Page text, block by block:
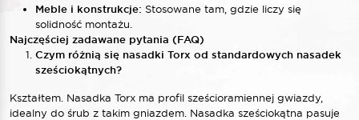
Meble i konstrukcje: Stosowane tam, gdzie liczy się
solidność montażu.
Najczęściej zadawane pytania (FAQ)
Czym różnią się nasadki Torx od standardowych nasadek
sześciokątnych?
Kształtem. Nasadka Torx ma profil sześcioramiennej gwiazdy,
idealny do śrub z takim gniazdem. Nasadka sześciokątna pasuje